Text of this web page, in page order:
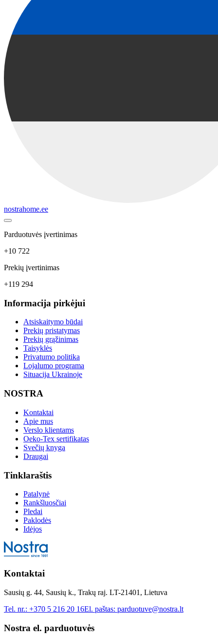
nostrahome.ee
Parduotuvės įvertinimas
+10 722
Prekių įvertinimas
+119 294
Informacija pirkėjui
Atsiskaitymo būdai
Prekių pristatymas
Prekių grąžinimas
Taisyklės
Privatumo politika
Lojalumo programa
Situacija Ukrainoje
NOSTRA
Kontaktai
Apie mus
Verslo klientams
Oeko-Tex sertifikatas
Svečių knyga
Draugai
Tinklaraštis
Patalynė
Rankšluosčiai
Pledai
Paklodės
Idėjos
Kontaktai
Sausių g. 44, Sausių k., Trakų raj. LT-21401, Lietuva
Tel. nr.: +370 5 216 20 16El. paštas: parduotuve@nostra.lt
Nostra el. parduotuvės